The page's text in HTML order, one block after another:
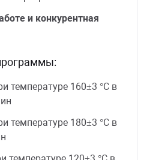
и конкурентная
температуре 160±3 °C в
температуре 180±3 °C в